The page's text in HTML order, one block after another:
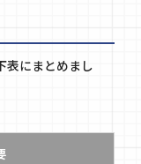
表にまとめまし